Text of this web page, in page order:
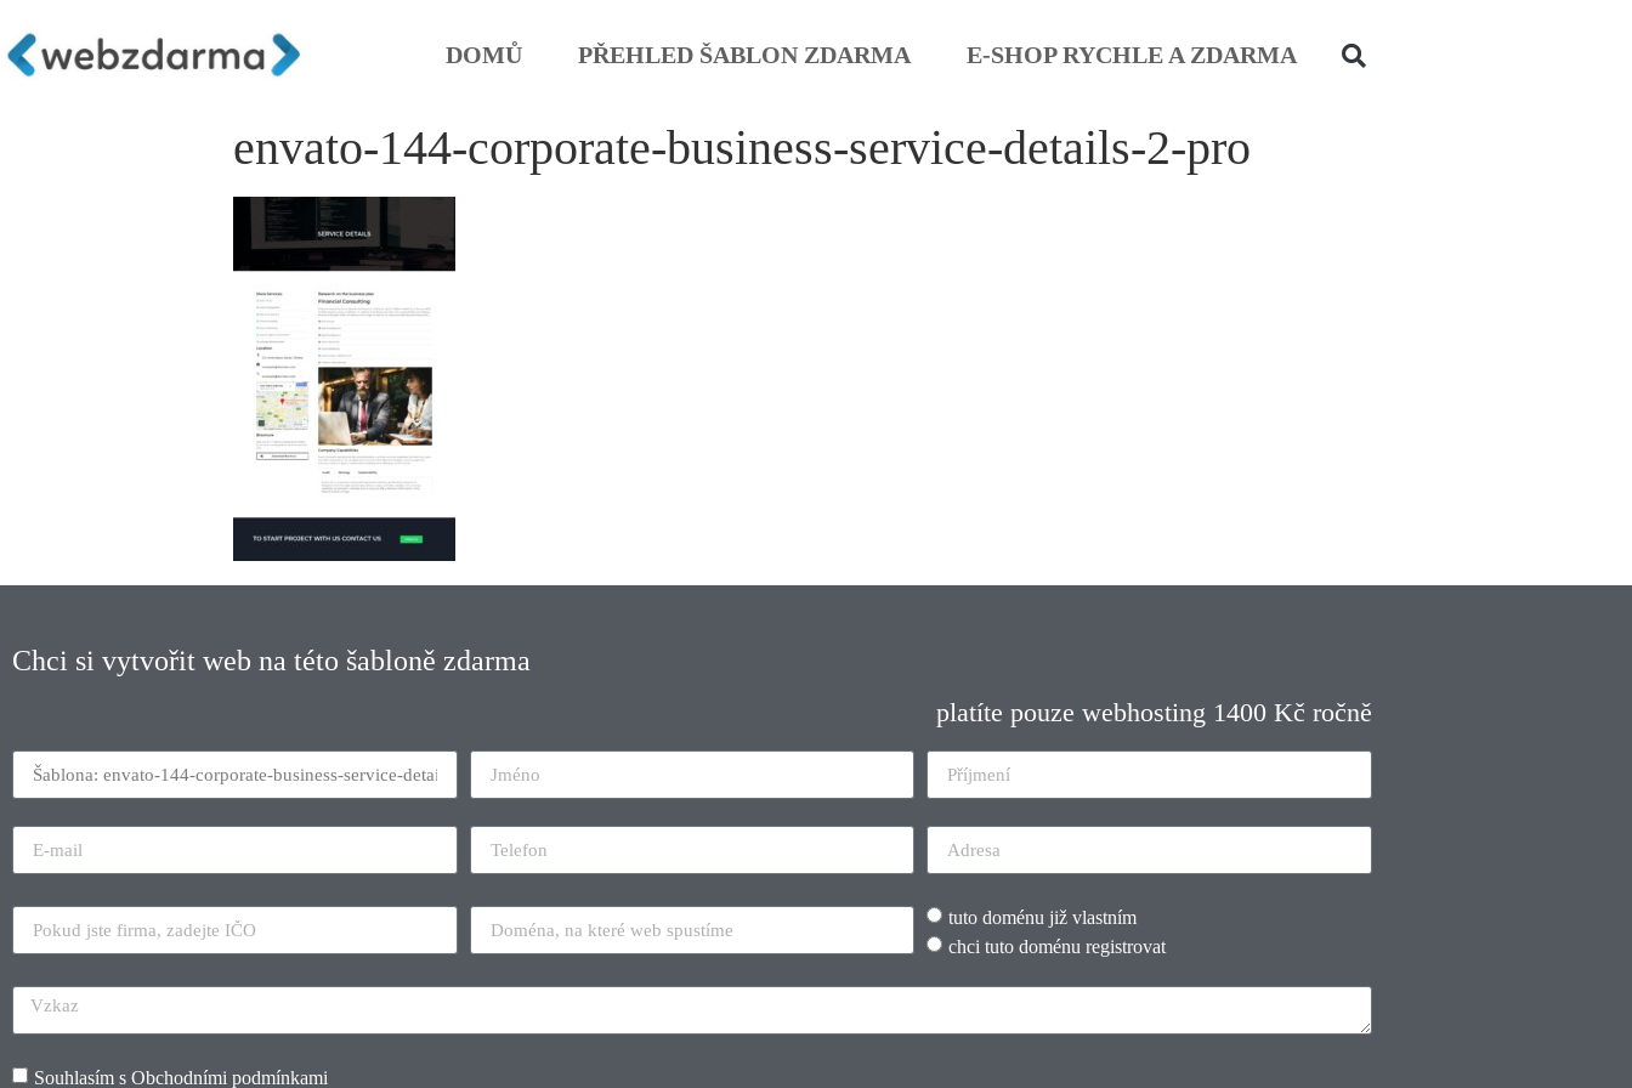
DOMŮ PŘEHLED ŠABLON ZDARMA E-SHOP RYCHLE A ZDARMA
envato-144-corporate-business-service-details-2-pro
Chci si vytvořit web na této šabloně zdarma
platíte pouze webhosting 1400 Kč ročně
tuto doménu již vlastním
chci tuto doménu registrovat
Souhlasím s Obchodními podmínkami